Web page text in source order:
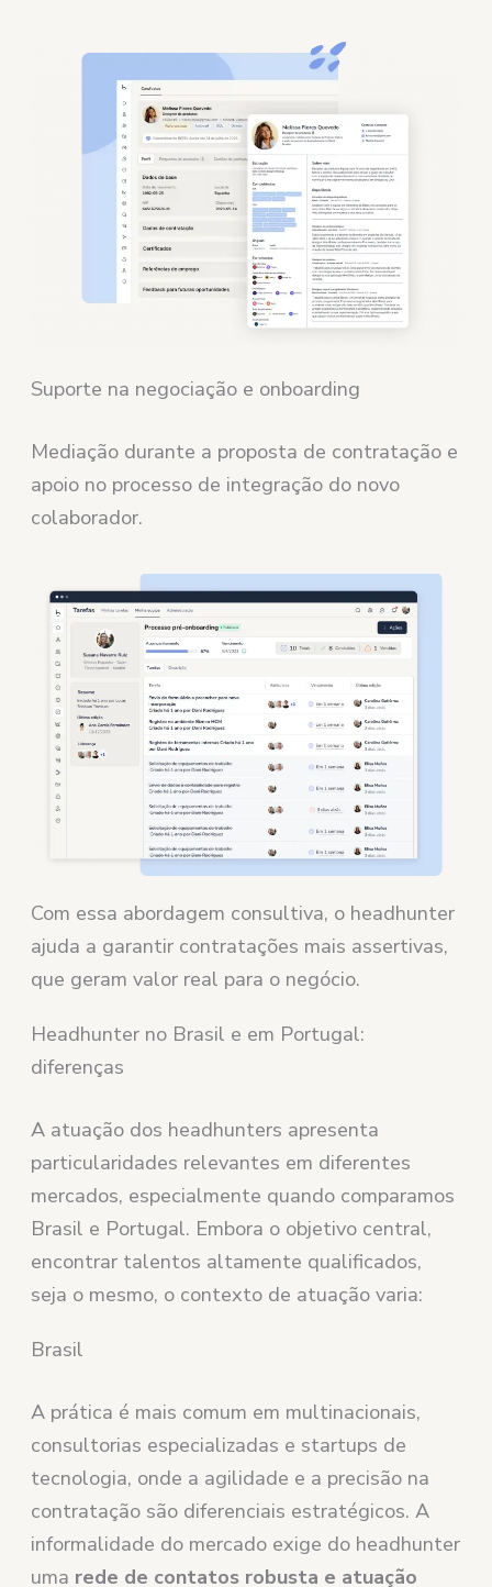
Suporte na negociação e onboarding
Mediação durante a proposta de contratação e
apoio no processo de integração do novo
colaborador.
Com essa abordagem consultiva, o headhunter
ajuda a garantir contratações mais assertivas,
que geram valor real para o negócio.
Headhunter no Brasil e em Portugal:
diferenças
A atuação dos headhunters apresenta
particularidades relevantes em diferentes
mercados, especialmente quando comparamos
Brasil e Portugal. Embora o objetivo central,
encontrar talentos altamente qualificados,
seja o mesmo, o contexto de atuação varia:
Brasil
A prática é mais comum em multinacionais,
consultorias especializadas e startups de
tecnologia, onde a agilidade e a precisão na
contratação são diferenciais estratégicos. A
informalidade do mercado exige do headhunter
uma rede de contatos robusta e atuação